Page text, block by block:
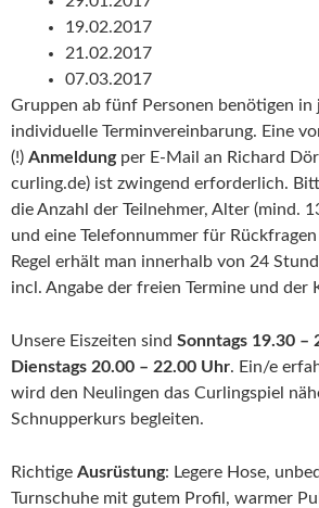
19.02.2017
21.02.2017
07.03.2017
Gruppen ab fünf Personen benötigen in
individuelle Terminvereinbarung. Eine
(!) Anmeldungper E-Mail an Richard
curling.de) ist zwingend erforderlich.
die Anzahl der Teilnehmer, Alter (mind.
und eine Telefonnummer für
Regel erhält man innerhalb von 24
incl. Angabe der freien Termine und der
Unsere Eiszeiten sind Sonntags 19.30 –
Dienstags 20.00 – 22.00 Uhr. Ein/e
wird den Neulingen das Curlingspiel
Schnupperkurs begleiten.
Richtige Ausrüstung: Legere Hose,
Turnschuhe mit gutem Profil, warmer